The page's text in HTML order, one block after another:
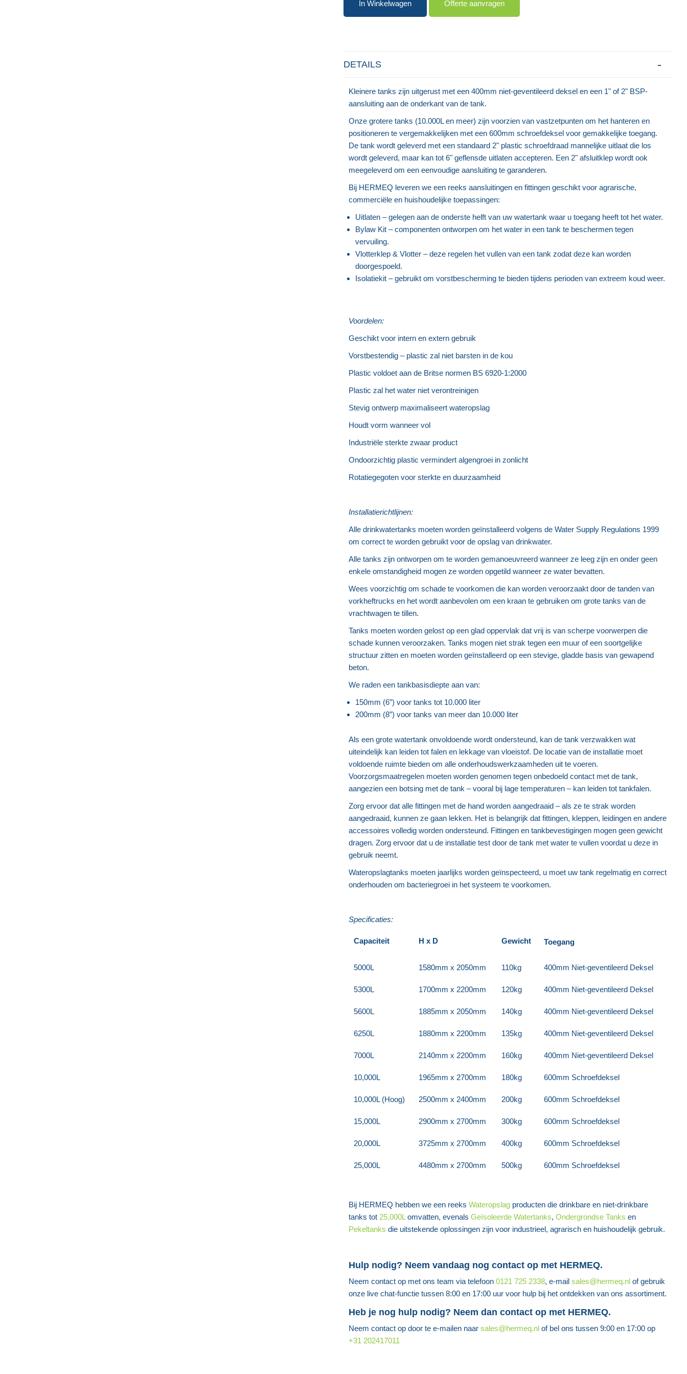
In Winkelwagen Offerte aanvragen
DETAILS
Kleinere tanks zijn uitgerust met een 400mm niet-geventileerd deksel en een 1" of 2" BSP-
aansluiting aan de onderkant van de tank.
Onze grotere tanks (10.000L en meer) zijn voorzien van vastzetpunten om het hanteren en
positioneren te vergemakkelijken met een 600mm schroefdeksel voor gemakkelijke toegang.
De tank wordt geleverd met een standaard 2" plastic schroefdraad mannelijke uitlaat die los
wordt geleverd, maar kan tot 6" geflensde uitlaten accepteren. Een 2" afsluitklep wordt ook
meegeleverd om een eenvoudige aansluiting te garanderen.
Bij HERMEQ leveren we een reeks aansluitingen en fittingen geschikt voor agrarische,
commerciële en huishoudelijke toepassingen:
Uitlaten – gelegen aan de onderste helft van uw watertank waar u toegang heeft tot het water.
Bylaw Kit – componenten ontworpen om het water in een tank te beschermen tegen
vervuiling.
Vlotterklep & Vlotter – deze regelen het vullen van een tank zodat deze kan worden
doorgespoeld.
Isolatiekit – gebruikt om vorstbescherming te bieden tijdens perioden van extreem koud weer.
Voordelen:
Geschikt voor intern en extern gebruik
Vorstbestendig – plastic zal niet barsten in de kou
Plastic voldoet aan de Britse normen BS 6920-1:2000
Plastic zal het water niet verontreinigen
Stevig ontwerp maximaliseert wateropslag
Houdt vorm wanneer vol
Industriële sterkte zwaar product
Ondoorzichtig plastic vermindert algengroei in zonlicht
Rotatiegegoten voor sterkte en duurzaamheid
Installatierichtlijnen:
Alle drinkwatertanks moeten worden geïnstalleerd volgens de Water Supply Regulations 1999
om correct te worden gebruikt voor de opslag van drinkwater.
Alle tanks zijn ontworpen om te worden gemanoeuvreerd wanneer ze leeg zijn en onder geen
enkele omstandigheid mogen ze worden opgetild wanneer ze water bevatten.
Wees voorzichtig om schade te voorkomen die kan worden veroorzaakt door de tanden van
vorkheftrucks en het wordt aanbevolen om een kraan te gebruiken om grote tanks van de
vrachtwagen te tillen.
Tanks moeten worden gelost op een glad oppervlak dat vrij is van scherpe voorwerpen die
schade kunnen veroorzaken. Tanks mogen niet strak tegen een muur of een soortgelijke
structuur zitten en moeten worden geïnstalleerd op een stevige, gladde basis van gewapend
beton.
We raden een tankbasisdiepte aan van:
150mm (6”) voor tanks tot 10.000 liter
200mm (8”) voor tanks van meer dan 10.000 liter
Als een grote watertank onvoldoende wordt ondersteund, kan de tank verzwakken wat
uiteindelijk kan leiden tot falen en lekkage van vloeistof. De locatie van de installatie moet
voldoende ruimte bieden om alle onderhoudswerkzaamheden uit te voeren.
Voorzorgsmaatregelen moeten worden genomen tegen onbedoeld contact met de tank,
aangezien een botsing met de tank – vooral bij lage temperaturen – kan leiden tot tankfalen.
Zorg ervoor dat alle fittingen met de hand worden aangedraaid – als ze te strak worden
aangedraaid, kunnen ze gaan lekken. Het is belangrijk dat fittingen, kleppen, leidingen en andere
accessoires volledig worden ondersteund. Fittingen en tankbevestigingen mogen geen gewicht
dragen. Zorg ervoor dat u de installatie test door de tank met water te vullen voordat u deze in
gebruik neemt.
Wateropslagtanks moeten jaarlijks worden geïnspecteerd, u moet uw tank regelmatig en correct
onderhouden om bacteriegroei in het systeem te voorkomen.
Specificaties:
Capaciteit H x D Gewicht Toegang
5000L 1580mm x 2050mm 110kg 400mm Niet-geventileerd Deksel
5300L 1700mm x 2200mm 120kg 400mm Niet-geventileerd Deksel
5600L 1885mm x 2050mm 140kg 400mm Niet-geventileerd Deksel
6250L 1880mm x 2200mm 135kg 400mm Niet-geventileerd Deksel
7000L 2140mm x 2200mm 160kg 400mm Niet-geventileerd Deksel
10,000L 1965mm x 2700mm 180kg 600mm Schroefdeksel
10,000L (Hoog) 2500mm x 2400mm 200kg 600mm Schroefdeksel
15,000L 2900mm x 2700mm 300kg 600mm Schroefdeksel
20,000L 3725mm x 2700mm 400kg 600mm Schroefdeksel
25,000L 4480mm x 2700mm 500kg 600mm Schroefdeksel
Bij HERMEQ hebben we een reeks Wateropslag producten die drinkbare en niet-drinkbare
tanks tot 25,000L omvatten, evenals Geïsoleerde Watertanks, Ondergrondse Tanks en
Pekeltanks die uitstekende oplossingen zijn voor industrieel, agrarisch en huishoudelijk gebruik.
Hulp nodig? Neem vandaag nog contact op met HERMEQ.
Neem contact op met ons team via telefoon 0121 725 2338, e-mail sales@hermeq.nl of gebruik
onze live chat-functie tussen 8:00 en 17:00 uur voor hulp bij het ontdekken van ons assortiment.
Heb je nog hulp nodig? Neem dan contact op met HERMEQ.
Neem contact op door te e-mailen naar sales@hermeq.nl of bel ons tussen 9:00 en 17:00 op
+31 202417011